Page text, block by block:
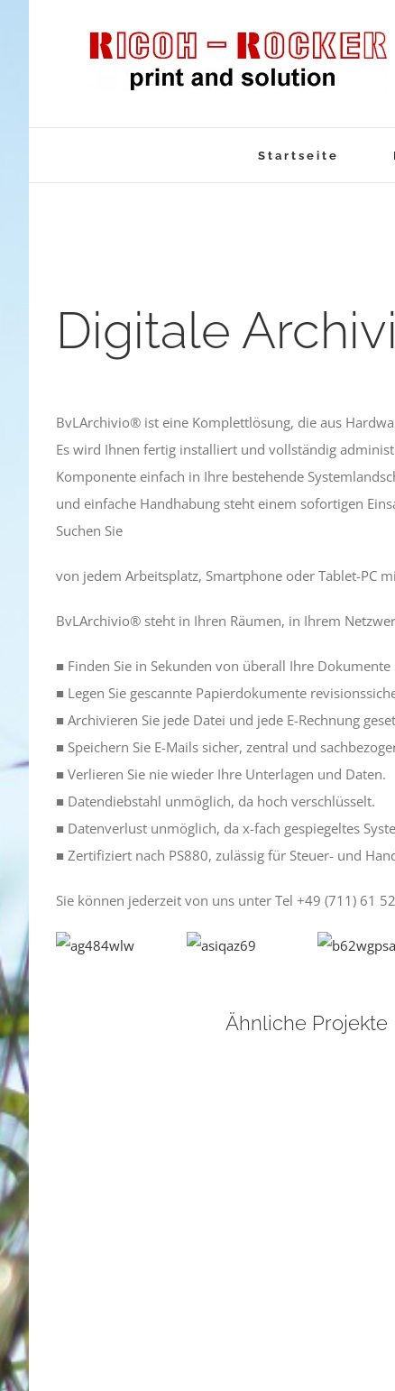
Startseite
Digitale
BvLArchivio® ist eine Komplettlösung, die aus
Es wird Ihnen fertig installiert und vollständig
Komponente einfach in Ihre bestehende
und einfache Handhabung steht einem sofortigen
Suchen Sie
von jedem Arbeitsplatz, Smartphone oder Tablet-PC
BvLArchivio® steht in Ihren Räumen, in Ihrem
■ Finden Sie in Sekunden von überall Ihre Dokumente
■ Legen Sie gescannte Papierdokumente
■ Archivieren Sie jede Datei und jede E-Rechnung
■ Speichern Sie E-Mails sicher, zentral und
■ Verlieren Sie nie wieder Ihre Unterlagen und Daten.
■ Datendiebstahl unmöglich, da hoch verschlüsselt.
■ Datenverlust unmöglich, da x-fach gespiegeltes
■ Zertifiziert nach PS880, zulässig für Steuer- und
Sie können jederzeit von uns unter Tel +49 (711) 61
Ähnliche Projekte